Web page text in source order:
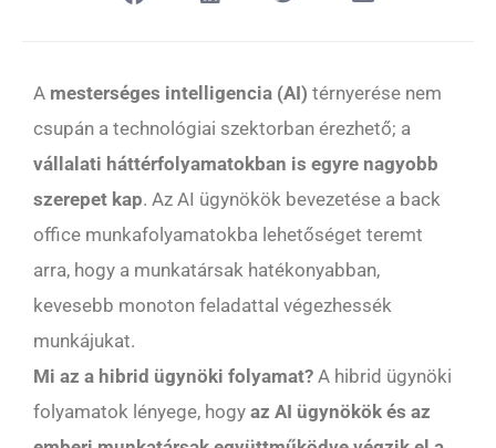
A mesterséges intelligencia (AI) térnyerése nem
csupán a technológiai szektorban érezhető; a
vállalati háttérfolyamatokban is egyre nagyobb
szerepet kap. Az AI ügynökök bevezetése a back
office munkafolyamatokba lehetőséget teremt
arra, hogy a munkatársak hatékonyabban,
kevesebb monoton feladattal végezhessék
munkájukat.
Mi az a hibrid ügynöki folyamat? A hibrid ügynöki
folyamatok lényege, hogy az AI ügynökök és az